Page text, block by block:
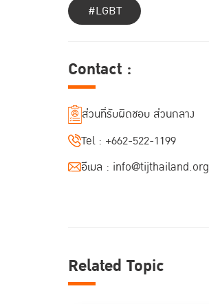
#LGBT
Contact :
ส่วนที่รับผิดชอบ ส่วนกลาง
Tel : +662-522-1199
อีเมล : info@tijthailand.org
Related Topic